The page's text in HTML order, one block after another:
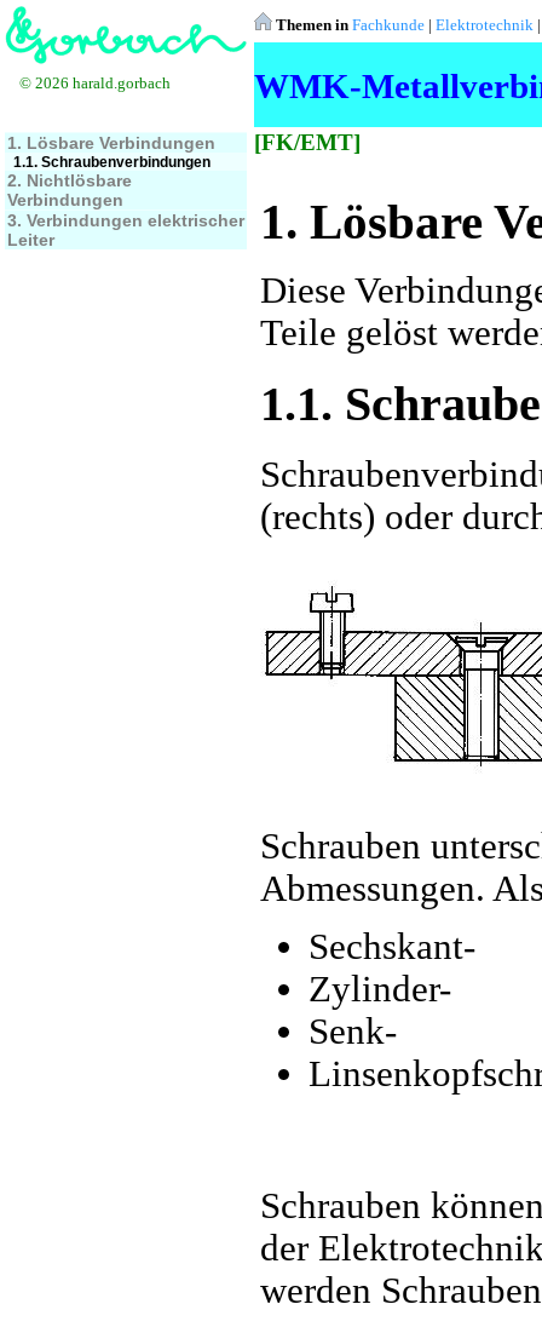
Themen in Fachkunde | Elektrotechnik
WMK-
[FK/EMT]
© 2026 harald.gorbach
1. Lösbare Verbindungen
1.1. Schraubenverbindungen
2. Nichtlösbare
Verbindungen
3. Verbindungen elektrischer
Leiter
1. Lösbare
Diese
Teile gelöst
1.1.
(rechts) oder
Schrauben
Abmessungen.
Sechskant-
Zylinder-
Senk-
Schrauben
der
werden